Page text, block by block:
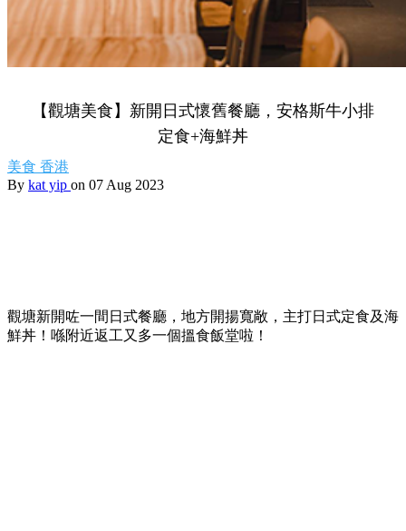
【觀塘美食】新開日式懷舊餐廳，安格斯牛小排
定食+海鮮丼
美食 香港
By kat yip on 07 Aug 2023
觀塘新開咗一間日式餐廳，地方開揚寬敞，主打日式定食及海
鮮丼！喺附近返工又多一個搵食飯堂啦！